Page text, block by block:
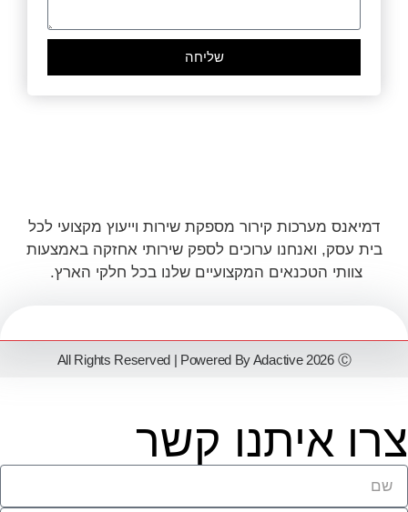
שליחה
דמיאנס מערכות קירור מספקת שירות וייעוץ מקצועי לכל
בית עסק, ואנחנו ערוכים לספק שירותי אחזקה באמצעות
צוותי הטכנאים המקצועיים שלנו בכל חלקי הארץ.
All Rights Reserved | Powered By Adactive 2026 Ⓒ
צרו איתנו קשר